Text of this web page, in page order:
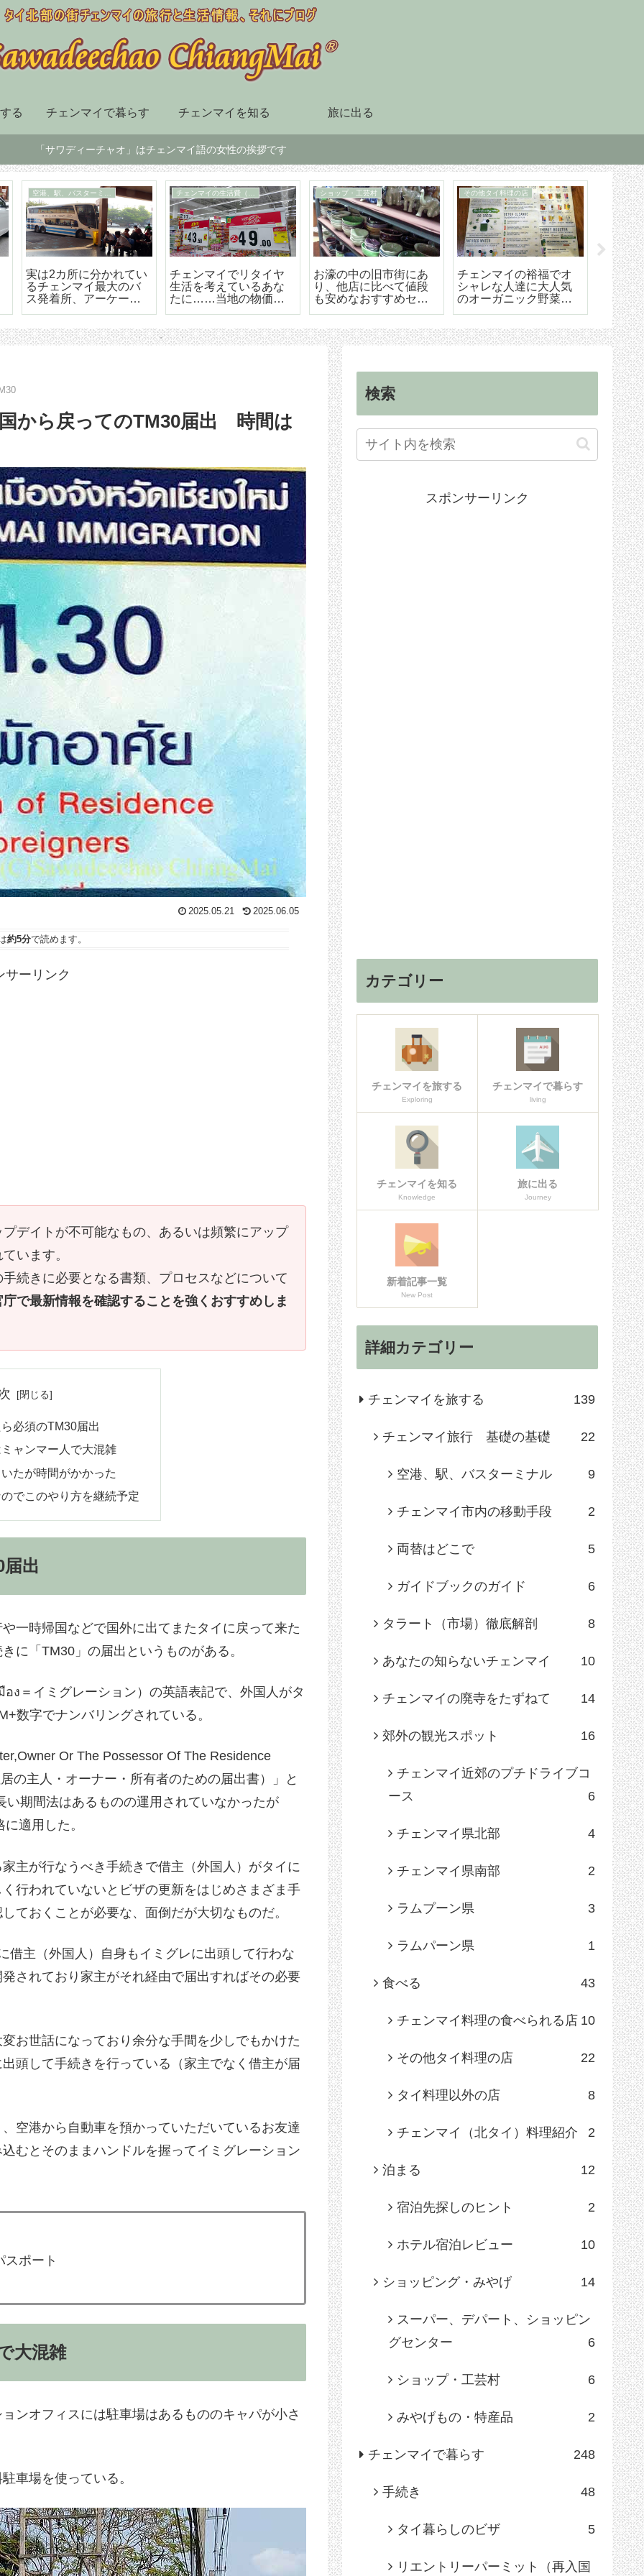
る チェンマイで暮らす チェンマイを知る 旅に出る
「サワディーチャオ」はチェンマイ語の女性の挨拶です
チェンマイ市内の移動手段
BTSも地下鉄もないチ
ェンマイはソンテウで
の移動が便利で楽しい
スーパー、デパート、ショッピングセンター
チェンマイ最大の高級
のショッピングセンタ
ー「セントラルフェス
90日レポート
「90日レポート」を提
出する
タイ暮らしのビザ
チェンマイ（タイ）長
期滞在生活のためのリ
タイヤメント（NON-
【
マイ空
ド 降
ら市内
手続き
から戻ってのTM30届出 時間は
2025.05.21 2025.06.05
約5分で読めます。
サーリンク
デイトが不可能なもの、あるいは頻繁にアップ
います。
続きに必要となる書類、プロセスなどについて
庁で最新情報を確認することを強くおすすめしま
必須のTM30届出
ャンマー人で大混雑
たが時間がかかった
でこのやり方を継続予定
出
一時帰国などで国外に出てまたタイに戻って来た
に「TM30」の届出というものがある。
＝イミグレーション）の英語表記で、外国人がタ
数字でナンバリングされている。
Or The Possessor Of The Residence
の主人・オーナー・所有者のための届出書）」と
期間法はあるものの運用されていなかったが
適用した。
主が行なうべき手続きで借主（外国人）がタイに
行われていないとビザの更新をはじめさまざま手
ておくことが必要な、面倒だが大切なものだ。
借主（外国人）自身もイミグレに出頭して行わな
されており家主がそれ経由で届出すればその必要
お世話になっており余分な手間を少しでもかけた
頭して手続きを行っている（家主でなく借主が届
空港から自動車を預かっていただいているお友達
むとそのままハンドルを握ってイミグレーション
ポート
大混雑
ンオフィスには駐車場はあるもののキャパが小さ
車場を使っている。
検索
スポンサーリンク
カテゴリー
チェンマイを旅する
Exploring
チェンマイで暮らす
living
チェンマイを知る
Knowledge
旅に出る
Journey
新着記事一覧
New Post
詳細カテゴリー
チェンマイを旅する 139
チェンマイ旅行 基礎の基礎 22
空港、駅、バスターミナル 9
チェンマイ市内の移動手段 2
両替はどこで 5
ガイドブックのガイド 6
タラート（市場）徹底解剖 8
あなたの知らないチェンマイ 10
チェンマイの廃寺をたずねて 14
郊外の観光スポット 16
チェンマイ近郊のプチドライブコ
ース
6
チェンマイ県北部 4
チェンマイ県南部 2
ラムプーン県 3
ラムパーン県 1
食べる 43
チェンマイ料理の食べられる店 10
その他タイ料理の店 22
タイ料理以外の店 8
チェンマイ（北タイ）料理紹介 2
泊まる 12
宿泊先探しのヒント 2
ホテル宿泊レビュー 10
ショッピング・みやげ 14
スーパー、デパート、ショッピン
グセンター
6
ショップ・工芸村 6
みやげもの・特産品 2
チェンマイで暮らす 248
手続き 48
タイ暮らしのビザ 5
リエントリーパーミット（再入国